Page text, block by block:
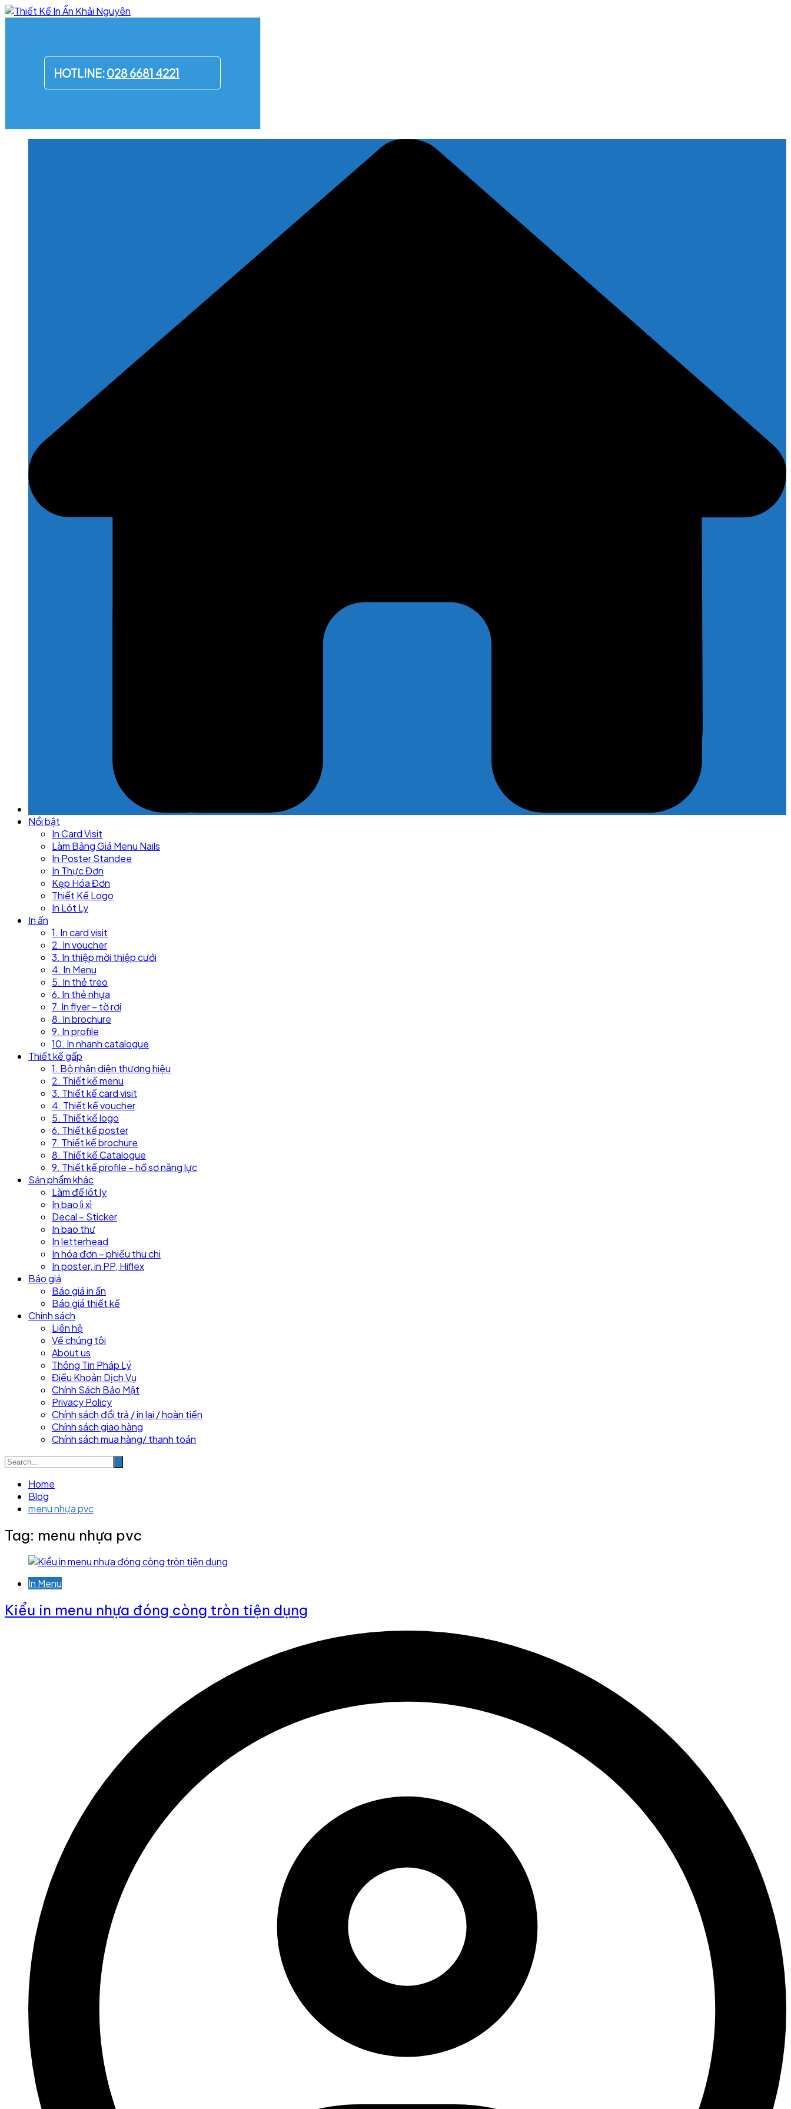
Skip
HOTLINE:028 6681 4221
Nổi bật
In Card Visit
Làm Bảng Giá Menu Nails
In Poster Standee
In Thực Đơn
Kẹp Hóa Đơn
Thiết Kế Logo
In Lót Ly
In ấn
1. In card visit
2. In voucher
3. In thiệp mời thiệp cưới
4. In Menu
5. In thẻ treo
6. In thẻ nhựa
7. In flyer – tờ rơi
8. In brochure
9. In profile
10. In nhanh catalogue
Thiết kế gấp
1. Bộ nhận diện thương hiệu
2. Thiết kế menu
3. Thiết kế card visit
4. Thiết kế voucher
5. Thiết kế logo
6. Thiết kế poster
7. Thiết kế brochure
8. Thiết kế Catalogue
9. Thiết kế profile – hồ sơ năng lực
Sản phẩm khác
Làm đế lót ly
In bao lì xì
Decal – Sticker
In bao thư
In letterhead
In hóa đơn – phiếu thu chi
In poster, in PP, Hiflex
Báo giá
Báo giá in ấn
Báo giá thiết kế
Chính sách
Liên hệ
Về chúng tôi
About us
Thông Tin Pháp Lý
Điều Khoản Dịch Vụ
Chính Sách Bảo Mật
Privacy Policy
Chính sách đổi trả / in lại / hoàn tiền
Chính sách giao hàng
Chính sách mua hàng/ thanh toán
Home
Blog
menu nhựa pvc
Tag: menu nhựa pvc
In Menu
Kiểu in menu nhựa đóng còng tròn tiện dụng